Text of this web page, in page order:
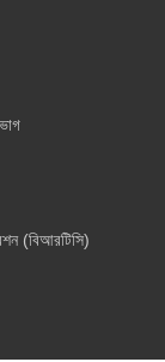
(বিআরটিসি)